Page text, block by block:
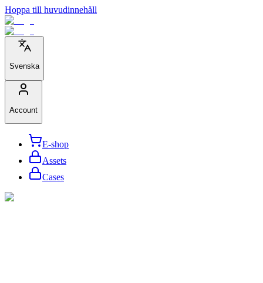
Hoppa till huvudinnehåll
Svenska
Account
E-shop
Assets
Cases